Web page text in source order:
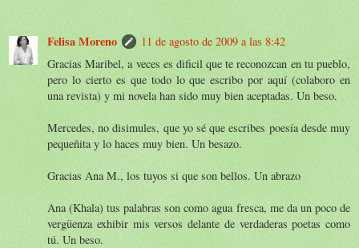
Felisa Moreno
11 de agosto de 2009 a las 8:42
Gracias Maribel, a veces es dificil que te reconozcan en tu pueblo,
pero lo cierto es que todo lo que escribo por aquí (colaboro en
una revista) y mi novela han sido muy bien aceptadas. Un beso.
Mercedes, no disimules, que yo sé que escribes poesía desde muy
pequeñita y lo haces muy bien. Un besazo.
Gracias Ana M., los tuyos si que son bellos. Un abrazo
Ana (Khala) tus palabras son como agua fresca, me da un poco de
vergüenza exhibir mis versos delante de verdaderas poetas como
tú. Un beso.